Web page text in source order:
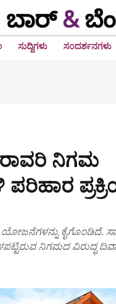
ಸುದ್ದಿಗಳು ಸಂದರ್ಶನಗಳು
ನಿಗಮ
ಯೋಜನೆಗಳನ್ನು
ನಿಗಮದ ವಿರುದ್ಧ